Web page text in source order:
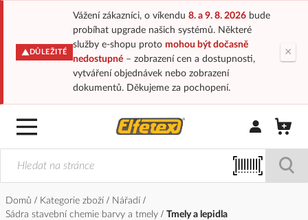
DŮLEŽITÉ
Vážení zákazníci, o víkendu 8. a 9. 8. 2026bude
probíhat upgrade našich systémů. Některé
služby e-shopu proto mohou být dočasně
nedostupné– zobrazení cen a dostupnosti,
vytváření objednávek nebo zobrazení
dokumentů. Děkujeme za pochopení.
×
Přihlásit/
Domů Kategorie zboží
Nářadí
Sádra stavební chemie barvy a tmely
Tmely a lepidla